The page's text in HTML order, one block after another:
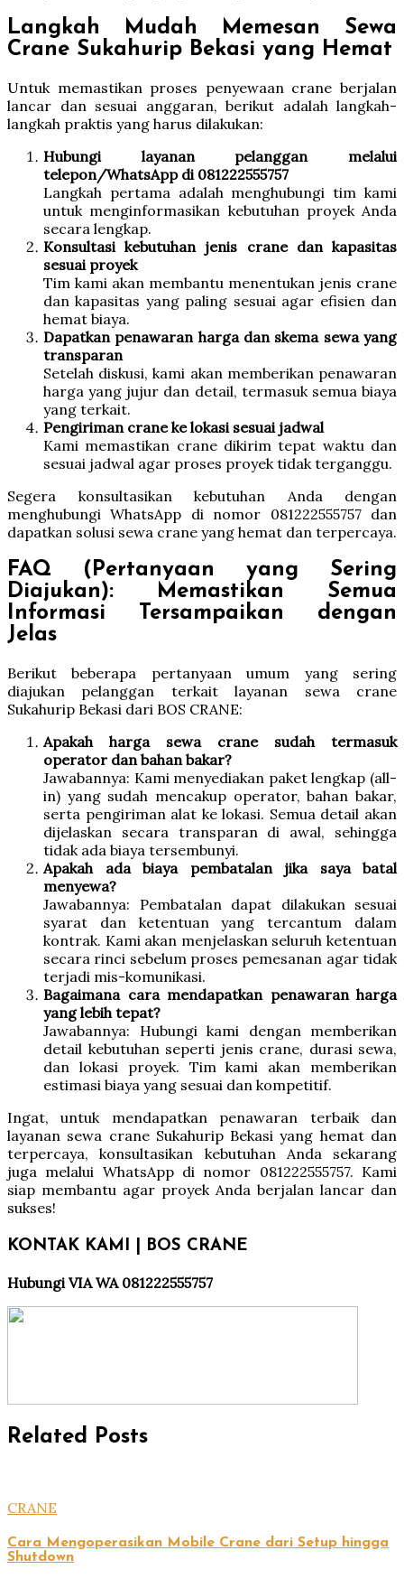
Langkah Mudah Memesan Sewa
Crane Sukahurip Bekasi yang Hemat
Untuk memastikan proses penyewaan crane berjalan
lancar dan sesuai anggaran, berikut adalah langkah-
langkah praktis yang harus dilakukan:
Hubungi layanan pelanggan melalui
telepon/WhatsApp di 081222555757
Langkah pertama adalah menghubungi tim kami
untuk menginformasikan kebutuhan proyek Anda
secara lengkap.
Konsultasi kebutuhan jenis crane dan kapasitas
sesuai proyek
Tim kami akan membantu menentukan jenis crane
dan kapasitas yang paling sesuai agar efisien dan
hemat biaya.
Dapatkan penawaran harga dan skema sewa yang
transparan
Setelah diskusi, kami akan memberikan penawaran
harga yang jujur dan detail, termasuk semua biaya
yang terkait.
Pengiriman crane ke lokasi sesuai jadwal
Kami memastikan crane dikirim tepat waktu dan
sesuai jadwal agar proses proyek tidak terganggu.
Segera konsultasikan kebutuhan Anda dengan
menghubungi WhatsApp di nomor 081222555757 dan
dapatkan solusi sewa crane yang hemat dan terpercaya.
FAQ (Pertanyaan yang Sering
Diajukan): Memastikan Semua
Informasi Tersampaikan dengan
Jelas
Berikut beberapa pertanyaan umum yang sering
diajukan pelanggan terkait layanan sewa crane
Sukahurip Bekasi dari BOS CRANE:
Apakah harga sewa crane sudah termasuk
operator dan bahan bakar?
Jawabannya: Kami menyediakan paket lengkap (all-
in) yang sudah mencakup operator, bahan bakar,
serta pengiriman alat ke lokasi. Semua detail akan
dijelaskan secara transparan di awal, sehingga
tidak ada biaya tersembunyi.
Apakah ada biaya pembatalan jika saya batal
menyewa?
Jawabannya: Pembatalan dapat dilakukan sesuai
syarat dan ketentuan yang tercantum dalam
kontrak. Kami akan menjelaskan seluruh ketentuan
secara rinci sebelum proses pemesanan agar tidak
terjadi mis-komunikasi.
Bagaimana cara mendapatkan penawaran harga
yang lebih tepat?
Jawabannya: Hubungi kami dengan memberikan
detail kebutuhan seperti jenis crane, durasi sewa,
dan lokasi proyek. Tim kami akan memberikan
estimasi biaya yang sesuai dan kompetitif.
Ingat, untuk mendapatkan penawaran terbaik dan
layanan sewa crane Sukahurip Bekasi yang hemat dan
terpercaya, konsultasikan kebutuhan Anda sekarang
juga melalui WhatsApp di nomor 081222555757. Kami
siap membantu agar proyek Anda berjalan lancar dan
sukses!
KONTAK KAMI | BOS CRANE
Hubungi VIA WA 081222555757
Related Posts
CRANE
Cara Mengoperasikan Mobile Crane dari Setup hingga
Shutdown